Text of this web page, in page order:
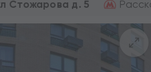
Стожарова д. 5